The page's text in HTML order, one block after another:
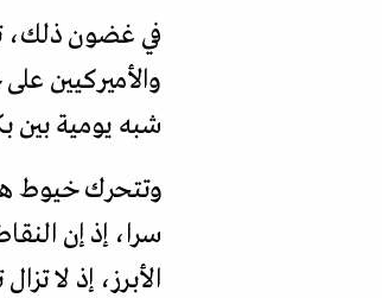
في غضون ذلك،
والأميركيين
شبه يومية بين
وتتحرك خيوط
سرا، إذ إن
الأبرز، إذ لا